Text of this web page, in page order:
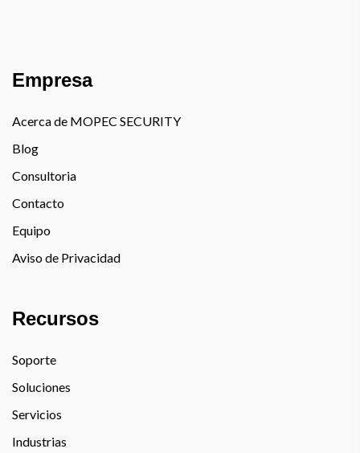
Empresa
Acerca de MOPEC SECURITY
Blog
Consultoria
Contacto
Equipo
Aviso de Privacidad
Recursos
Soporte
Soluciones
Servicios
Industrias